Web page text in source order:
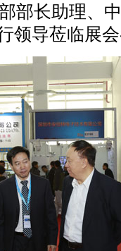
长助理、中
领导莅临展